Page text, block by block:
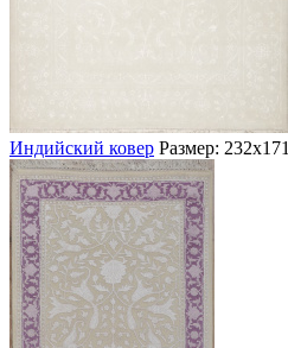
Индийский ковер Размер: 232х171